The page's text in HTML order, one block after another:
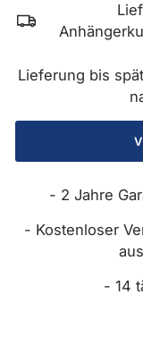
Lieferung bis
- 2 Jahre
- Kostenloser
- 14